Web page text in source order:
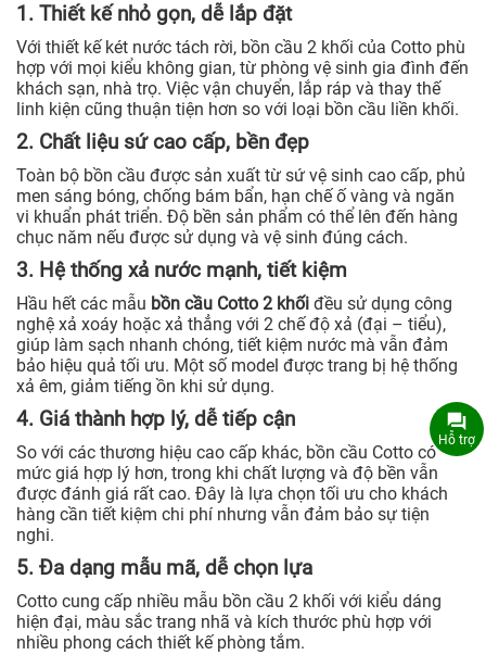
1. Thiết kế nhỏ gọn, dễ lắp đặt
Với thiết kế két nước tách rời, bồn cầu 2 khối của Cotto phù
hợp với mọi kiểu không gian, từ phòng vệ sinh gia đình đến
khách sạn, nhà trọ. Việc vận chuyển, lắp ráp và thay thế
linh kiện cũng thuận tiện hơn so với loại bồn cầu liền khối.
2. Chất liệu sứ cao cấp, bền đẹp
Toàn bộ bồn cầu được sản xuất từ sứ vệ sinh cao cấp, phủ
men sáng bóng, chống bám bẩn, hạn chế ố vàng và ngăn
vi khuẩn phát triển. Độ bền sản phẩm có thể lên đến hàng
chục năm nếu được sử dụng và vệ sinh đúng cách.
3. Hệ thống xả nước mạnh, tiết kiệm
Hầu hết các mẫu bồn cầu Cotto 2 khối đều sử dụng công
nghệ xả xoáy hoặc xả thẳng với 2 chế độ xả (đại – tiểu),
giúp làm sạch nhanh chóng, tiết kiệm nước mà vẫn đảm
bảo hiệu quả tối ưu. Một số model được trang bị hệ thống
xả êm, giảm tiếng ồn khi sử dụng.
4. Giá thành hợp lý, dễ tiếp cận
So với các thương hiệu cao cấp khác, bồn cầu Cotto có
mức giá hợp lý hơn, trong khi chất lượng và độ bền vẫn
được đánh giá rất cao. Đây là lựa chọn tối ưu cho khách
hàng cần tiết kiệm chi phí nhưng vẫn đảm bảo sự tiện
nghi.
5. Đa dạng mẫu mã, dễ chọn lựa
Cotto cung cấp nhiều mẫu bồn cầu 2 khối với kiểu dáng
hiện đại, màu sắc trang nhã và kích thước phù hợp với
nhiều phong cách thiết kế phòng tắm.
Hỗ trợ